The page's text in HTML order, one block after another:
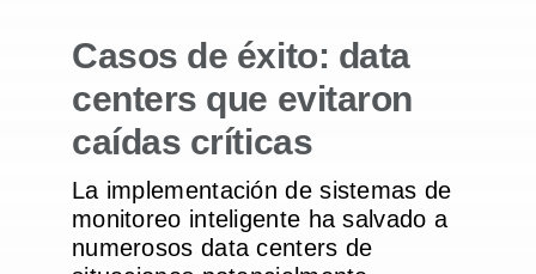
Casos de éxito: data
centers que evitaron
caídas críticas
La implementación de sistemas de
monitoreo inteligente ha salvado a
numerosos data centers de